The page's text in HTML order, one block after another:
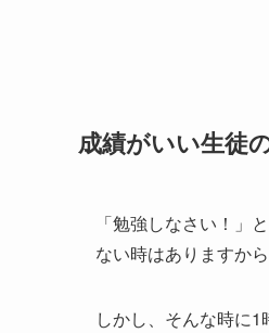
成績がいい生徒
「勉強しなさい！」
ない時はありますから
しかし、そんな時に